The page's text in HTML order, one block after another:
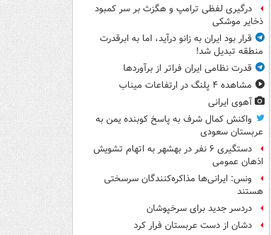
درگیری لفظی ترامپ و هگزث بر سر کمبود
ذخایر موشکی
قرار بود ایران به زانو درآید، اما به ابرقدرت
منطقه تبدیل شد!
قدرت نظامی ایران فراتر از برآوردها
مشاهده ۴ پلنگ در ارتفاعات میناب
آهوی ایرانی
واکنش کمال شرف به پاسخ کوبنده یمن به
عربستان سعودی
دستگیری ۶ نفر در بهشهر به اتهام تشویش
اذهان عمومی
ونس: ایرانی‌ها مذاکره‌کنندگان سرسختی
هستند
دردسر جدید برای سرخپوشان
دشان از دست عربستان فرار کرد